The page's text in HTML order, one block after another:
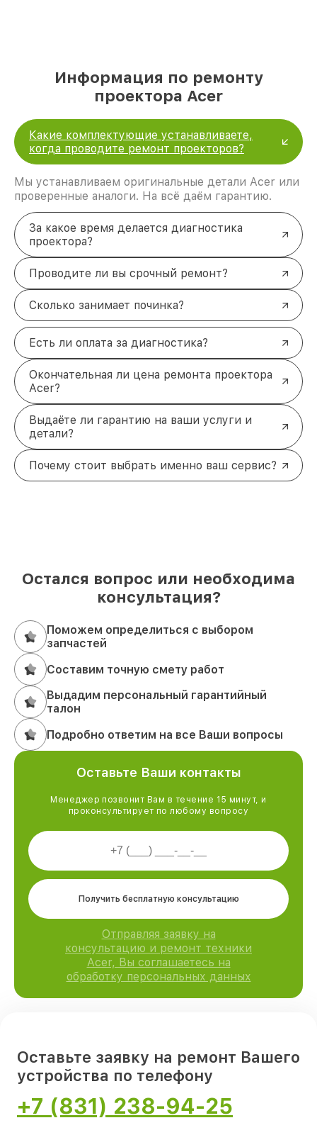
Информация по ремонту
проектора Acer
Какие комплектующие устанавливаете,
когда проводите ремонт проекторов?
Мы устанавливаем оригинальные детали Acer или
проверенные аналоги. На всё даём гарантию.
За какое время делается диагностика
проектора?
Проводите ли вы срочный ремонт?
Сколько занимает починка?
Есть ли оплата за диагностика?
Окончательная ли цена ремонта проектора
Acer?
Выдаёте ли гарантию на ваши услуги и
детали?
Почему стоит выбрать именно ваш сервис?
Остался вопрос или необходима
консультация?
Поможем определиться с выбором
запчастей
Составим точную смету работ
Выдадим персональный гарантийный
талон
Подробно ответим на все Ваши вопросы
Оставьте Ваши контакты
Менеджер позвонит Вам в течение 15 минут, и
проконсультирует по любому вопросу
Получить бесплатную консультацию
Отправляя заявку на
консультацию и ремонт техники
Acer, Вы соглашаетесь на
обработку персональных данных
Оставьте заявку на ремонт Вашего
устройства по телефону
+7 (831) 238-94-25